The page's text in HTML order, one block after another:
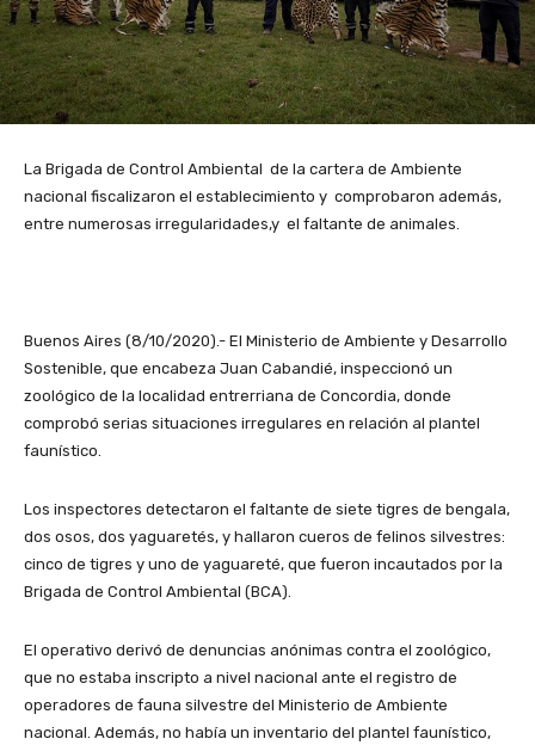
La Brigada de Control Ambiental de la cartera de Ambiente
nacional fiscalizaron el establecimiento y comprobaron además,
entre numerosas irregularidades,y el faltante de animales.
Buenos Aires (8/10/2020).- El Ministerio de Ambiente y Desarrollo
Sostenible, que encabeza Juan Cabandié, inspeccionó un
zoológico de la localidad entrerriana de Concordia, donde
comprobó serias situaciones irregulares en relación al plantel
faunístico.
Los inspectores detectaron el faltante de siete tigres de bengala,
dos osos, dos yaguaretés, y hallaron cueros de felinos silvestres:
cinco de tigres y uno de yaguareté, que fueron incautados por la
Brigada de Control Ambiental (BCA).
El operativo derivó de denuncias anónimas contra el zoológico,
que no estaba inscripto a nivel nacional ante el registro de
operadores de fauna silvestre del Ministerio de Ambiente
nacional. Además, no había un inventario del plantel faunístico,